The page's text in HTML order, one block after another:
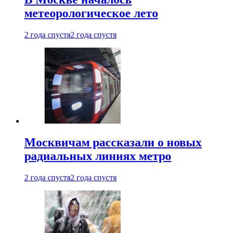
метеорологическое лето
2 года спустя2 года спустя
Москвичам рассказали о новых
радиальных линиях метро
2 года спустя2 года спустя